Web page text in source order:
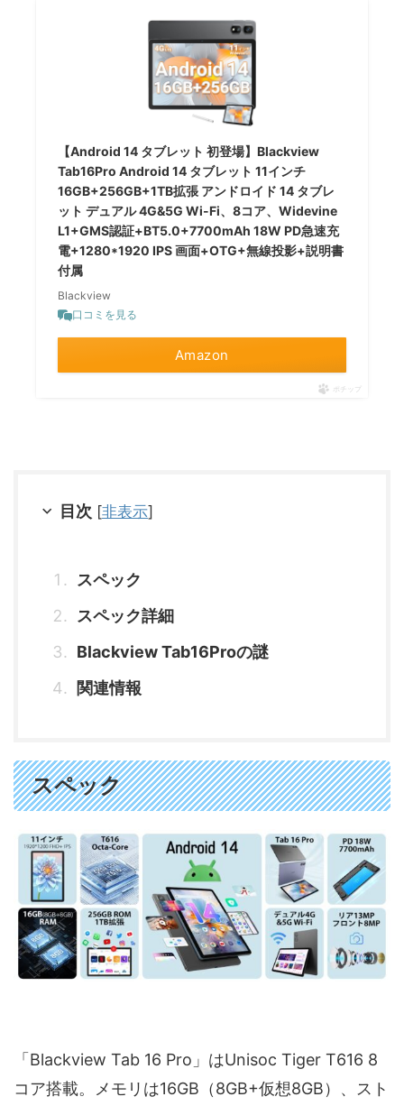
【Android 14 タブレット 初登場】Blackview
Tab16Pro Android 14 タブレット 11インチ
16GB+256GB+1TB拡張 アンドロイド 14 タブレ
ット デュアル 4G&5G Wi-Fi、8コア、Widevine
L1+GMS認証+BT5.0+7700mAh 18W PD急速充
電+1280*1920 IPS 画面+OTG+無線投影+説明書
付属
Blackview
口コミを見る
Amazon
ポチップ
目次 [非表示]
スペック
スペック詳細
Blackview Tab16Proの謎
関連情報
スペック
「Blackview Tab 16 Pro」はUnisoc Tiger T616 8
コア搭載。メモリは16GB（8GB+仮想8GB）、スト